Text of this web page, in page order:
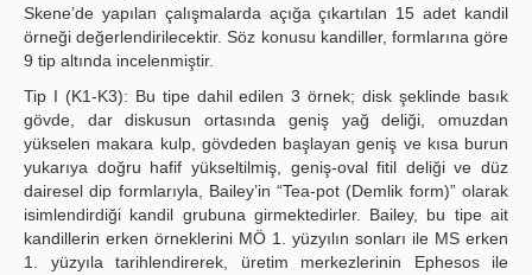
Skene’de yapılan çalışmalarda açığa çıkartılan 15 adet kandil
örneği değerlendirilecektir. Söz konusu kandiller, formlarına göre
9 tip altında incelenmiştir.
Tip I (K1-K3): Bu tipe dahil edilen 3 örnek; disk şeklinde basık
gövde, dar diskusun ortasında geniş yağ deliği, omuzdan
yükselen makara kulp, gövdeden başlayan geniş ve kısa burun
yukarıya doğru hafif yükseltilmiş, geniş-oval fitil deliği ve düz
dairesel dip formlarıyla, Bailey’in “Tea-pot (Demlik form)” olarak
isimlendirdiği kandil grubuna girmektedirler. Bailey, bu tipe ait
kandillerin erken örneklerini MÖ 1. yüzyılın sonları ile MS erken
1. yüzyıla tarihlendirerek, üretim merkezlerinin Ephesos ile